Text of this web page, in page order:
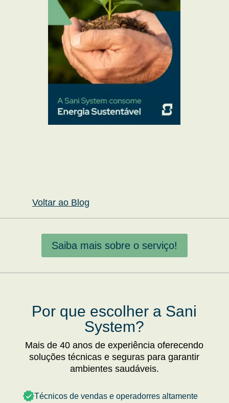
Voltar ao Blog
Saiba mais sobre o serviço!
Por que escolher a Sani
System?
Mais de 40 anos de experiência oferecendo
soluções técnicas e seguras para garantir
ambientes saudáveis.
Técnicos de vendas e operadorres altamente